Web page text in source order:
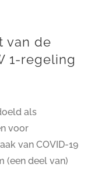
van de
1-regeling
als
voor
van COVID-19
(een deel van)